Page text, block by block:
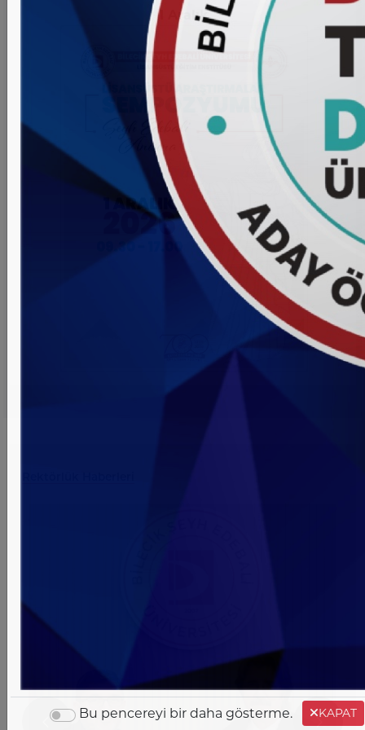
Bu pencereyi bir daha gösterme. KAPAT
bir ivme kazandırmaktadır. Uluslararası İlişkiler Ofisi
koordinasyonunda yürütülen temaslar neticesinde
hayata geçirilen bu iş birliği, Üniversitemizin uluslararası
ağını yalnızca genişletmekle kalmayıp, aynı zamanda
niteliksel olarak da derinleştirmektedir. Bu sayede
öğrencilerimiz ve akademik personelimiz; Asya’nın
dinamik, yenilikçi ve hızla gelişen yükseköğretim
ortamında eğitim, araştırma ve kültürel etkileşim
olanaklarına doğrudan erişim sağlayarak küresel ölçekte
rekabet güçlerini artırma fırsatı elde edecektir.
Üniversitemiz, güçlü iş birlikleri ve sürdürülebilir
uluslararasılaşma politikalarıyla; küresel ölçekte
akademik iş birliklerini artırmaya ve nitelikli
uluslararasılaşma faaliyetlerini geliştirmeye kararlılıkla
1 Aralık